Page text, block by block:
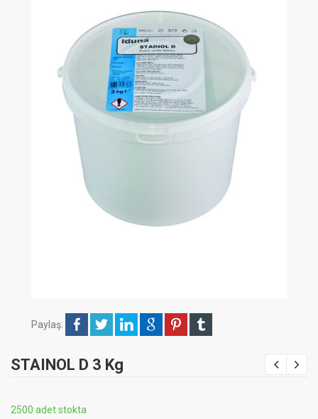
Paylaş:
STAINOL D 3 Kg
2500 adet stokta